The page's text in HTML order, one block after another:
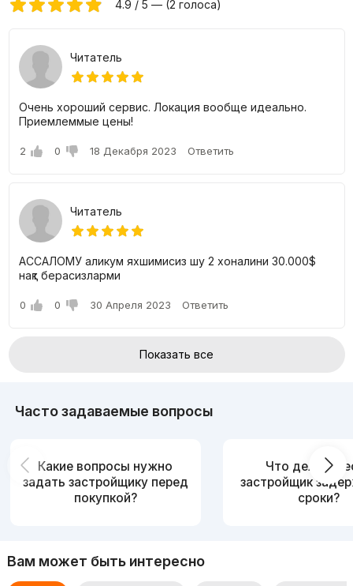
новый дом, который обеспечивает вам максимальный
уровень комфорта, безопасности и удобства. Мы уверены,
что вы будете рады жить в этом замечательном
комплексе и наслаждаться всеми его преимуществами.
4.9 / 5 — (2 голоса)
Читатель
Очень хороший сервис. Локация вообще идеально.
Приемлеммые цены!
2 0 18 Декабря 2023 Ответить
Читатель
АССАЛОМУ аликум яхшимисиз шу 2 хоналини 30.000$
нақт берасизларми
0 0 30 Апреля 2023 Ответить
Показать все
Часто задаваемые вопросы
Какие вопросы нужно
задать застройщику перед
покупкой?
Что делать,
застройщик
сроки?
Вам может быть интересно